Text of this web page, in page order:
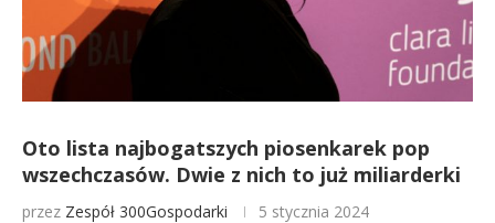
Oto lista najbogatszych piosenkarek pop
wszechczasów. Dwie z nich to już miliarderki
przez Zespół 300Gospodarki 5 stycznia 2024